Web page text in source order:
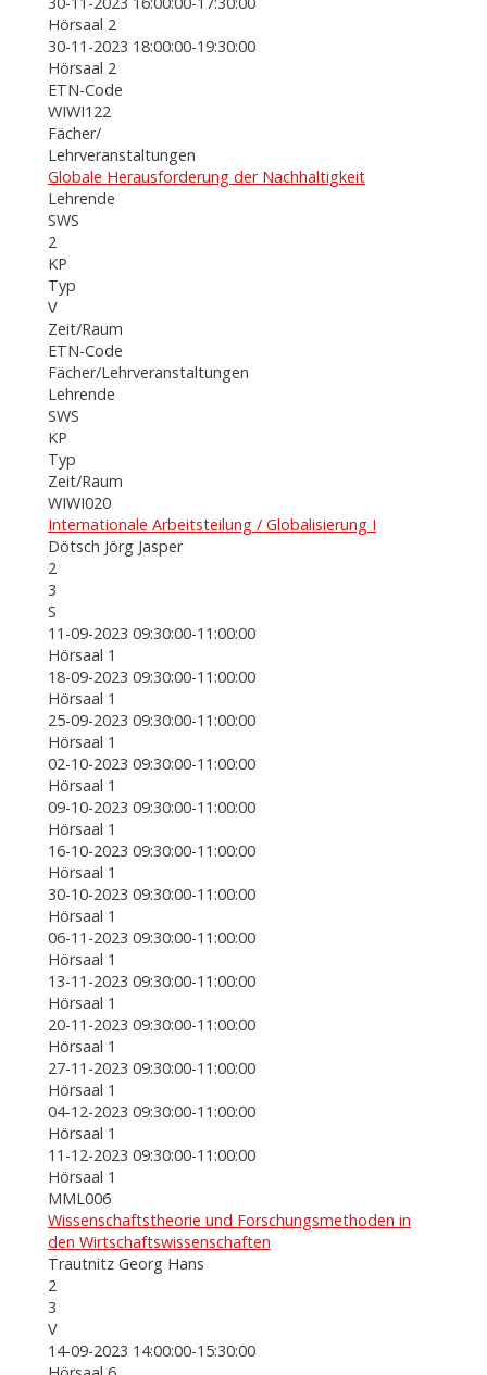
Hörsaal 2
30-11-2023 18:00:00-19:30:00
Hörsaal 2
ETN-Code
WIWI122
Fächer/
Lehrveranstaltungen
Globale Herausforderung der Nachhaltigkeit
Lehrende
SWS
2
KP
Typ
V
Zeit/Raum
ETN-Code
Fächer/Lehrveranstaltungen
Lehrende
SWS
KP
Typ
Zeit/Raum
WIWI020
Internationale Arbeitsteilung / Globalisierung I
Dötsch Jörg Jasper
2
3
S
11-09-2023 09:30:00-11:00:00
Hörsaal 1
18-09-2023 09:30:00-11:00:00
Hörsaal 1
25-09-2023 09:30:00-11:00:00
Hörsaal 1
02-10-2023 09:30:00-11:00:00
Hörsaal 1
09-10-2023 09:30:00-11:00:00
Hörsaal 1
16-10-2023 09:30:00-11:00:00
Hörsaal 1
30-10-2023 09:30:00-11:00:00
Hörsaal 1
06-11-2023 09:30:00-11:00:00
Hörsaal 1
13-11-2023 09:30:00-11:00:00
Hörsaal 1
20-11-2023 09:30:00-11:00:00
Hörsaal 1
27-11-2023 09:30:00-11:00:00
Hörsaal 1
04-12-2023 09:30:00-11:00:00
Hörsaal 1
11-12-2023 09:30:00-11:00:00
Hörsaal 1
MML006
Wissenschaftstheorie und Forschungsmethoden in
den Wirtschaftswissenschaften
Trautnitz Georg Hans
2
3
V
14-09-2023 14:00:00-15:30:00